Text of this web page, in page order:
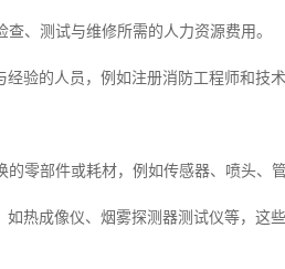
、测试与维修所需的人力资源费用。
验的人员，例如注册消防工程师和技
零部件或耗材，例如传感器、喷头、管
热成像仪、烟雾探测器测试仪等，这